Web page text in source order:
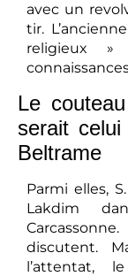
avec un
tir.
religieux »
Le
serait
Beltrame
Parmi elles,
Lakdim
discutent.
l’attentat,